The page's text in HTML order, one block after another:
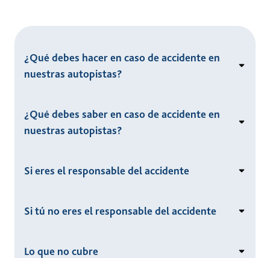
¿Qué debes hacer en caso de accidente en
nuestras autopistas?
¿Qué debes saber en caso de accidente en
nuestras autopistas?
Si eres el responsable del accidente
Si tú no eres el responsable del accidente
Lo que no cubre